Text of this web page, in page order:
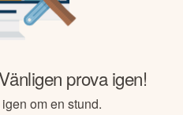
prova igen!
om en stund.